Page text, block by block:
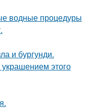
водные процедуры
и бургунди.
этого